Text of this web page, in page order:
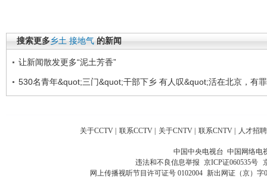
搜索更多乡土 接地气 的新闻
让新闻散发更多“泥土芳香”
530名青年&quot;三门&quot;干部下乡 有人叹&quot;活在北京，有
关于CCTV | 联系CCTV | 关于CNTV | 联系CNTV | 人才招聘
中国中央电视台 中国网络电
违法和不良信息举报 京ICP证060535号
网上传播视听节目许可证号 0102004 新出网证（京）